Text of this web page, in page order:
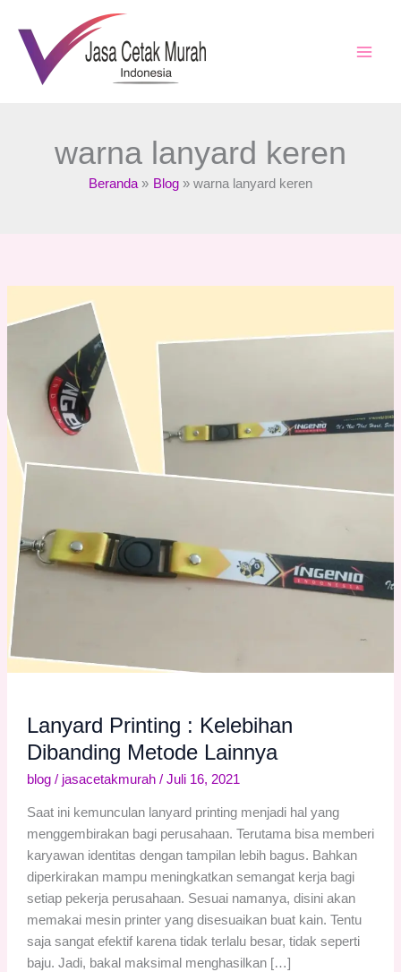
konten
warna lanyard keren
Beranda Blog warna lanyard keren
Lanyard Printing : Kelebihan
Dibanding Metode Lainnya
blog/ jasacetakmurah / Juli 16, 2021
Saat ini kemunculan lanyard printing menjadi hal yang
menggembirakan bagi perusahaan. Terutama bisa memberi
karyawan identitas dengan tampilan lebih bagus. Bahkan
diperkirakan mampu meningkatkan semangat kerja bagi
setiap pekerja perusahaan. Sesuai namanya, disini akan
memakai mesin printer yang disesuaikan buat kain. Tentu
saja sangat efektif karena tidak terlalu besar, tidak seperti
baju. Jadi, bakal maksimal menghasilkan […]
Printing :
Dibanding
Metode
Lainnya